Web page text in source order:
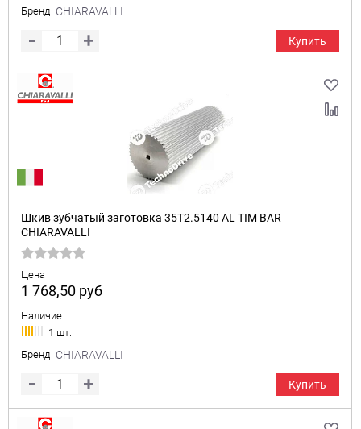
Бренд CHIARAVALLI
Купить
Шкив зубчатый заготовка 35T2.5140 AL TIM BAR
CHIARAVALLI
Цена
1 768,50 руб
Наличие
1 шт.
Бренд CHIARAVALLI
Купить